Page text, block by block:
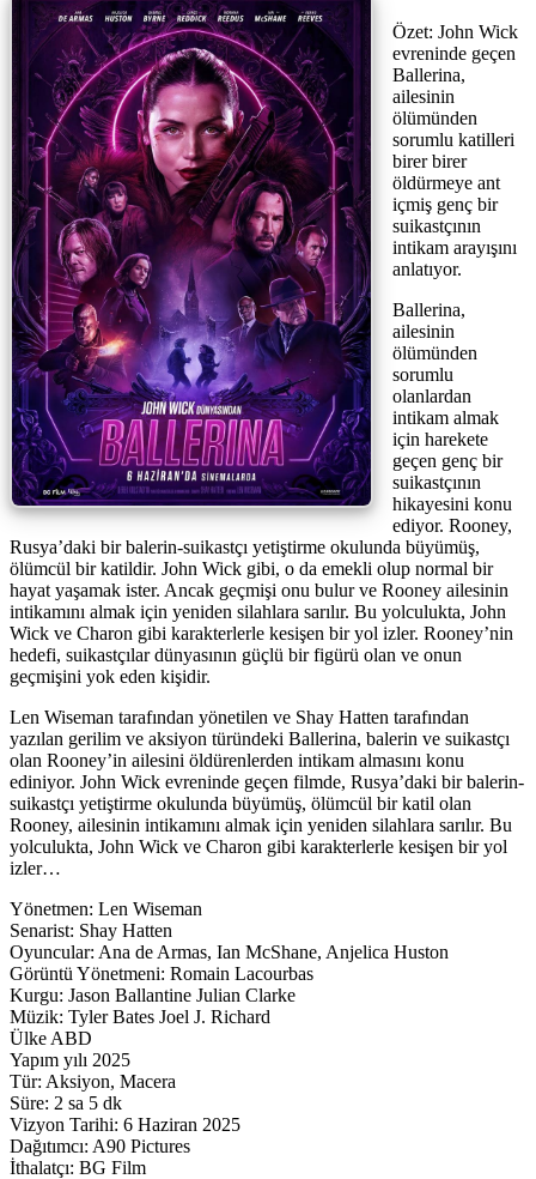
Özet: John Wick
evreninde geçen
Ballerina,
ailesinin
ölümünden
sorumlu katilleri
birer birer
öldürmeye ant
içmiş genç bir
suikastçının
intikam arayışını
anlatıyor.
Ballerina,
ailesinin
ölümünden
sorumlu
olanlardan
intikam almak
için harekete
geçen genç bir
suikastçının
hikayesini konu
ediyor. Rooney,
Rusya’daki bir balerin-suikastçı yetiştirme okulunda büyümüş,
ölümcül bir katildir. John Wick gibi, o da emekli olup normal bir
hayat yaşamak ister. Ancak geçmişi onu bulur ve Rooney ailesinin
intikamını almak için yeniden silahlara sarılır. Bu yolculukta, John
Wick ve Charon gibi karakterlerle kesişen bir yol izler. Rooney’nin
hedefi, suikastçılar dünyasının güçlü bir figürü olan ve onun
geçmişini yok eden kişidir.
Len Wiseman tarafından yönetilen ve Shay Hatten tarafından
yazılan gerilim ve aksiyon türündeki Ballerina, balerin ve suikastçı
olan Rooney’in ailesini öldürenlerden intikam almasını konu
ediniyor. John Wick evreninde geçen filmde, Rusya’daki bir balerin-
suikastçı yetiştirme okulunda büyümüş, ölümcül bir katil olan
Rooney, ailesinin intikamını almak için yeniden silahlara sarılır. Bu
yolculukta, John Wick ve Charon gibi karakterlerle kesişen bir yol
izler…
Yönetmen: Len Wiseman
Senarist: Shay Hatten
Oyuncular: Ana de Armas, Ian McShane, Anjelica Huston
Görüntü Yönetmeni: Romain Lacourbas
Kurgu: Jason Ballantine Julian Clarke
Müzik: Tyler Bates Joel J. Richard
Ülke ABD
Yapım yılı 2025
Tür: Aksiyon, Macera
Süre: 2 sa 5 dk
Vizyon Tarihi: 6 Haziran 2025
Dağıtımcı: A90 Pictures
İthalatçı: BG Film